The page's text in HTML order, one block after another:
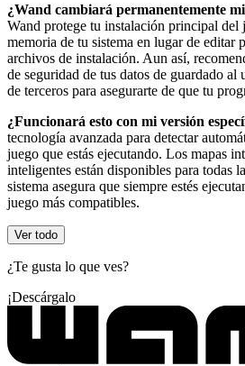
¿Wand cambiará permanentemente
Wand protege tu instalación principal del
memoria de tu sistema en lugar de editar
archivos de instalación. Aun así,
de seguridad de tus datos de guardado al
de terceros para asegurarte de que tu
¿Funcionará esto con mi versión
tecnología avanzada para detectar
juego que estás ejecutando. Los mapas
inteligentes están disponibles para todas
sistema asegura que siempre estés
juego más compatibles.
Ver todo
¿Te gusta lo que ves?
¡Descárgalo